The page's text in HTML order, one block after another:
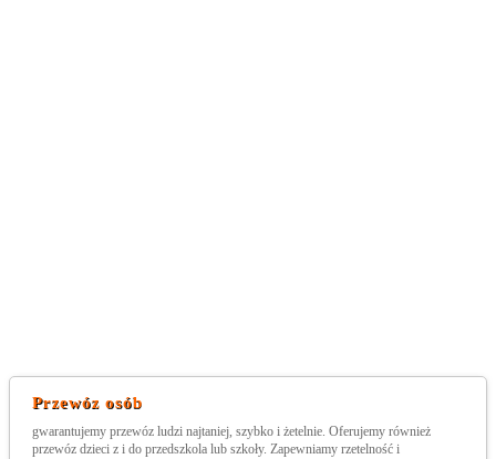
Przewóz osób
gwarantujemy przewóz ludzi najtaniej, szybko i żetelnie. Oferujemy również
przewóz dzieci z i do przedszkola lub szkoły. Zapewniamy rzetelność i